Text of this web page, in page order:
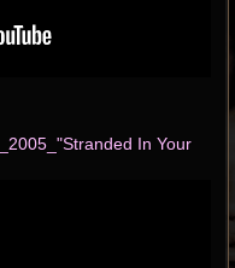
_2005_"Stranded In Your